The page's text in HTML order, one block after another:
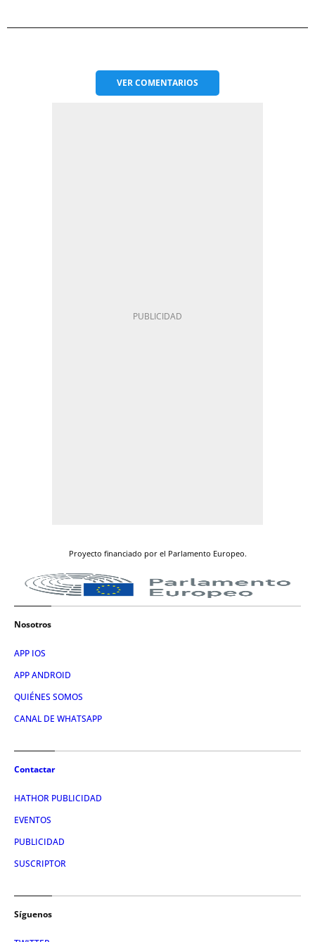
VERCOMENTARIOS
Proyecto financiado por el Parlamento Europeo.
Nosotros
APP IOS
APP ANDROID
QUIÉNES SOMOS
CANAL DE WHATSAPP
Contactar
HATHOR PUBLICIDAD
EVENTOS
PUBLICIDAD
SUSCRIPTOR
Síguenos